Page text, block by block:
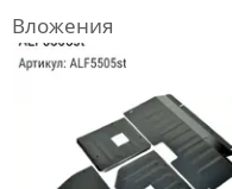
Вложения